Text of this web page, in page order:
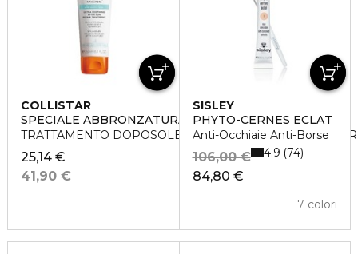
COLLISTAR
SPECIALE ABBRONZATURA PERFETTA
TRATTAMENTO DOPOSOLE SUPERLENITIVO
25,14 €
41,90 €
SISLEY
PHYTO-CERNES ECLAT
Anti-Occhiaie Anti-Borse
84,80 €
106,00 €
7 colori
4.9 74